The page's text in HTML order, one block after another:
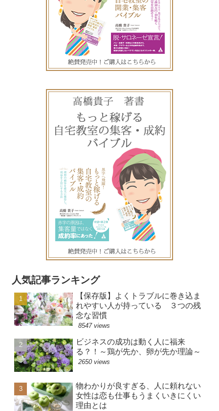
人気記事ランキング
【保存版】よくトラブルに巻き込ま
れやすい人が持っている ３つの残
念な習慣
8547 views
ビジネスの成功は動く人に福来
る？！～鶏が先か、卵が先か理論～
2650 views
物わかりが良すぎる、人に頼れない
女性は恋も仕事もうまくいきにくい
理由とは